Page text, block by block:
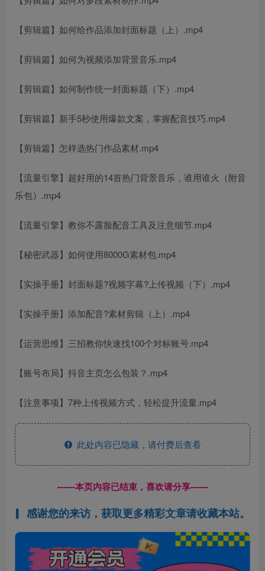
【剪辑篇】如何给作品添加封面标题（上）.mp4
【剪辑篇】如何为视频添加背景音乐.mp4
【剪辑篇】如何制作统一封面标题（下）.mp4
【剪辑篇】新手5秒使用爆款文案，掌握配音技巧.mp4
【剪辑篇】怎样选热门作品素材.mp4
【流量引擎】超好用的14首热门背景音乐，谁用谁火（附音
乐包）.mp4
【流量引擎】教你不露脸配音工具及注意细节.mp4
【秘密武器】如何使用8000G素材包.mp4
【实操手册】封面标题?视频字幕?上传视频（下）.mp4
【实操手册】添加配音?素材剪辑（上）.mp4
【运营思维】三招教你快速找100个对标账号.mp4
【账号布局】抖音主页怎么包装？.mp4
【注意事项】7种上传视频方式，轻松提升流量.mp4
此处内容已隐藏，请付费后查看
------本页内容已结束，喜欢请分享------
感谢您的来访，获取更多精彩文章请收藏本站。